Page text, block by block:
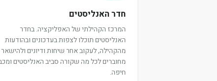
חדר האנליסטים
המרכז הקהילתי של האפליקציה. בחדר
האנליסטים תוכלו לצפות בעדכונים ובהודעות
מהקהילה, לעקוב אחר שיחות ודיונים ולהישאר
מחוברים לכל מה שקורה סביב האנליסטים
חיפה.